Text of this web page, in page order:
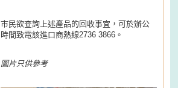
市民欲查詢上述產品的回收事宜，可於辦公
時間致電該進口商熱線2736 3866。
圖片只供參考